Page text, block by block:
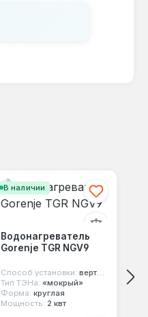
В наличии
Водонагреватель
Gorenje TGR NGV9
Способ установки: вертикальный
Тип ТЭНа: «мокрый»
Форма: круглая
Мощность: 2 квт